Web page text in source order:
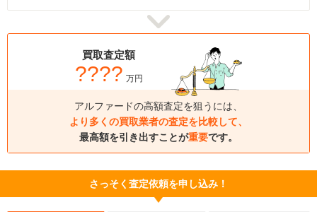
買取査定額
???? 万円
アルファードの高額査定を狙うには、
より多くの買取業者の査定を比較して、
最高額を引き出すことが重要です。
さっそく査定依頼を申し込み！